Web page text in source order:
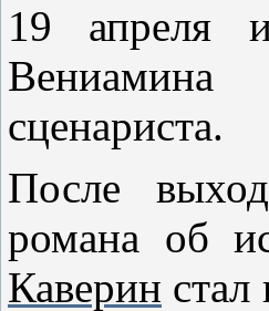
19 апреля
Вениамина
сценариста.
После
романа об
Каверин